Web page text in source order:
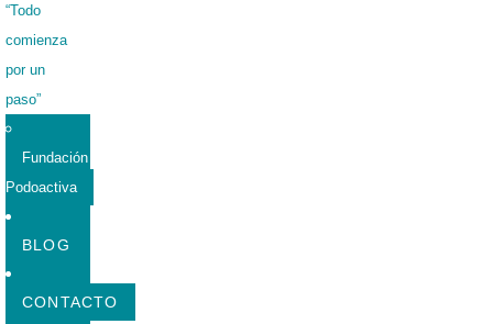
“Todo
comienza
por un
paso”
Fundación
Podoactiva
BLOG
CONTACTO